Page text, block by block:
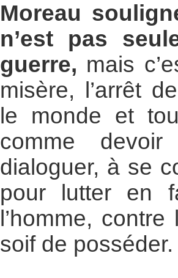
Moreau
n’est pas
guerre, mais
misère, l’arrêt
le monde et
comme
dialoguer, à se
pour lutter en
l’homme, contre
soif de posséder.